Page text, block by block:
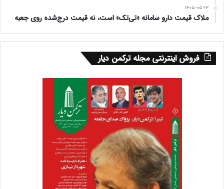
۱۴۰۵-۰۵-۱۳
ملاک قیمت دارو سامانه «تی‌تک» است، نه قیمت درج‌شده روی جعبه
فروش اینترنتی مجله ترکمن دیار